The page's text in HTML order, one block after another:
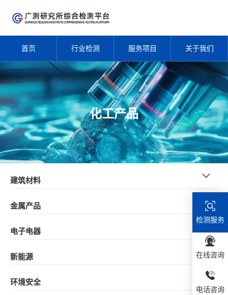
首页 行业检测 服务项目 关于我们
化工产品
建筑材料
金属产品
电子电器
新能源
环境安全
检测服务
在线咨询
电话咨询